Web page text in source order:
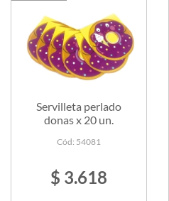
Servilleta perlado
donas x 20 un.
Cód: 54081
$ 3.618